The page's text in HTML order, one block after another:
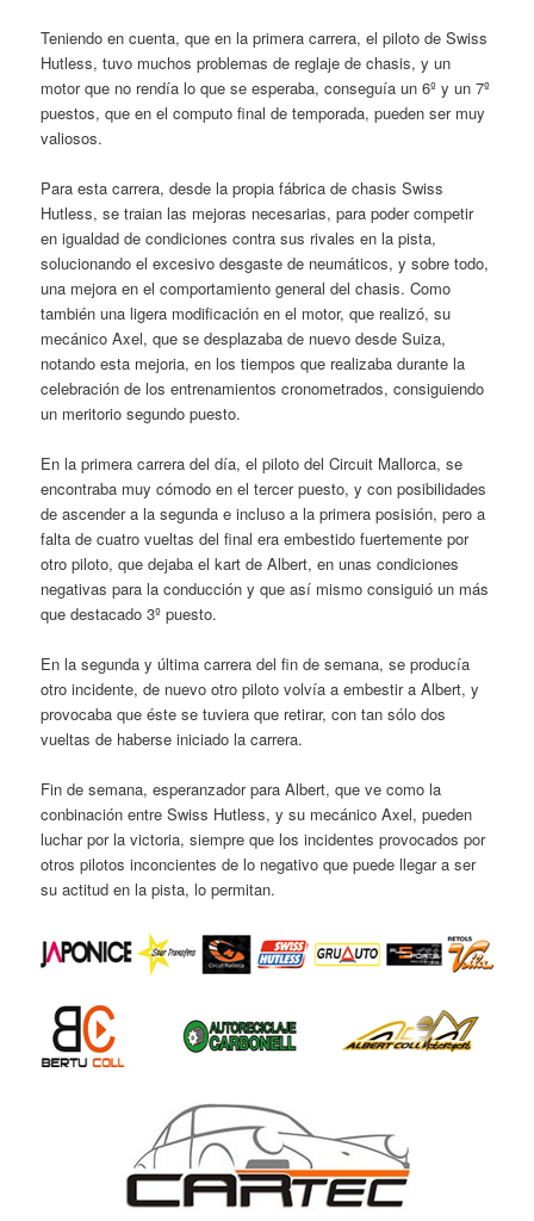
Teniendo en cuenta, que en la primera carrera, el piloto de Swiss
Hutless, tuvo muchos problemas de reglaje de chasis, y un
motor que no rendía lo que se esperaba, conseguía un 6º y un 7º
puestos, que en el computo final de temporada, pueden ser muy
valiosos.
Para esta carrera, desde la propia fábrica de chasis Swiss
Hutless, se traian las mejoras necesarias, para poder competir
en igualdad de condiciones contra sus rivales en la pista,
solucionando el excesivo desgaste de neumáticos, y sobre todo,
una mejora en el comportamiento general del chasis. Como
también una ligera modificación en el motor, que realizó, su
mecánico Axel, que se desplazaba de nuevo desde Suiza,
notando esta mejoria, en los tiempos que realizaba durante la
celebración de los entrenamientos cronometrados, consiguiendo
un meritorio segundo puesto.
En la primera carrera del día, el piloto del Circuit Mallorca, se
encontraba muy cómodo en el tercer puesto, y con posibilidades
de ascender a la segunda e incluso a la primera posisión, pero a
falta de cuatro vueltas del final era embestido fuertemente por
otro piloto, que dejaba el kart de Albert, en unas condiciones
negativas para la conducción y que así mismo consiguió un más
que destacado 3º puesto.
En la segunda y última carrera del fin de semana, se producía
otro incidente, de nuevo otro piloto volvía a embestir a Albert, y
provocaba que éste se tuviera que retirar, con tan sólo dos
vueltas de haberse iniciado la carrera.
Fin de semana, esperanzador para Albert, que ve como la
conbinación entre Swiss Hutless, y su mecánico Axel, pueden
luchar por la victoria, siempre que los incidentes provocados por
otros pilotos inconcientes de lo negativo que puede llegar a ser
su actitud en la pista, lo permitan.